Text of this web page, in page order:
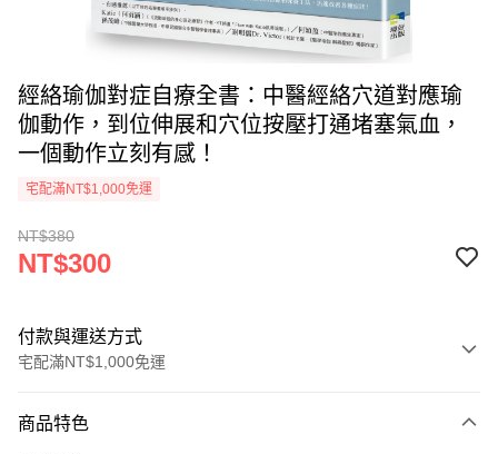
經絡瑜伽對症自療全書：中醫經絡穴道對應瑜
伽動作，到位伸展和穴位按壓打通堵塞氣血，
一個動作立刻有感！
宅配滿NT$1,000免運
NT$380
NT$300
付款與運送方式
宅配滿NT$1,000免運
icash Pay
商品特色